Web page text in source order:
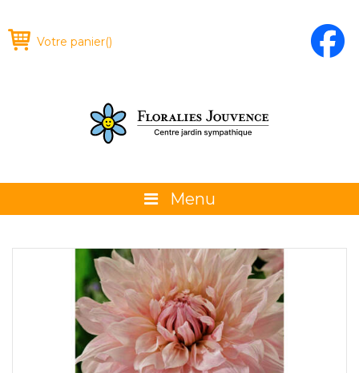
Votre panier()
Menu
La boutique
Promotions et évènements
Conseils
Glossaire